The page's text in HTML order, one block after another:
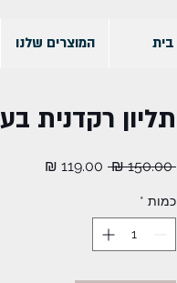
בית המוצרים שלנו
תליון רקדנית
‏150.00 ‏₪
מחיר
כמות *